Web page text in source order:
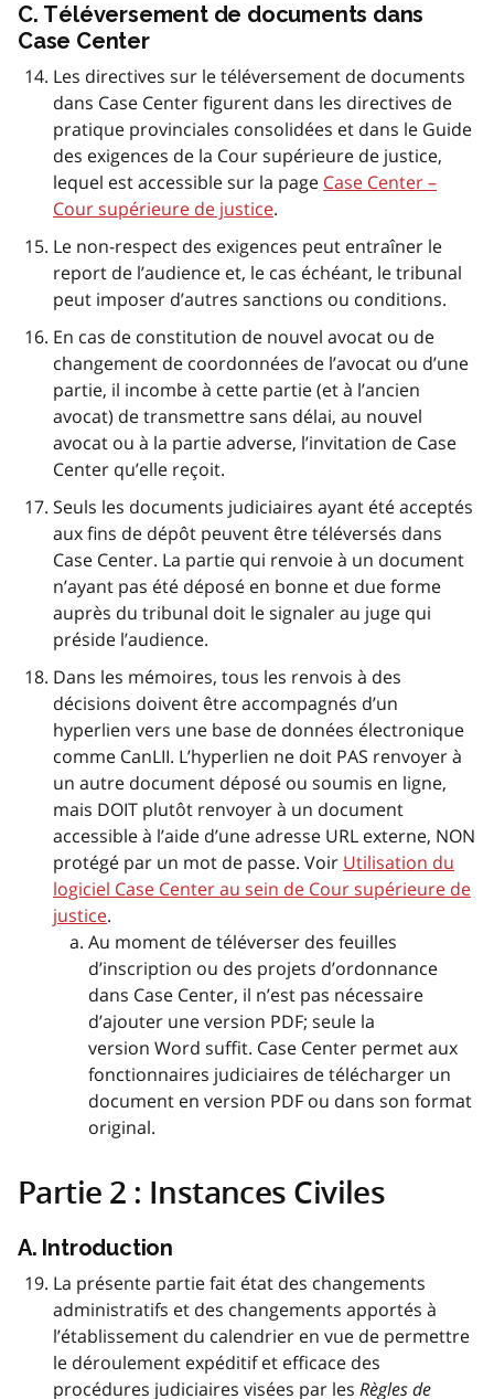
C. Téléversement de documents dans
Case Center
Les directives sur le téléversement de documents
dans Case Center figurent dans les directives de
pratique provinciales consolidées et dans le Guide
des exigences de la Cour supérieure de justice,
lequel est accessible sur la page Case Center –
Cour supérieure de justice.
Le non-respect des exigences peut entraîner le
report de l’audience et, le cas échéant, le tribunal
peut imposer d’autres sanctions ou conditions.
En cas de constitution de nouvel avocat ou de
changement de coordonnées de l’avocat ou d’une
partie, il incombe à cette partie (et à l’ancien
avocat) de transmettre sans délai, au nouvel
avocat ou à la partie adverse, l’invitation de Case
Center qu’elle reçoit.
Seuls les documents judiciaires ayant été acceptés
aux fins de dépôt peuvent être téléversés dans
Case Center. La partie qui renvoie à un document
n’ayant pas été déposé en bonne et due forme
auprès du tribunal doit le signaler au juge qui
préside l’audience.
Dans les mémoires, tous les renvois à des
décisions doivent être accompagnés d’un
hyperlien vers une base de données électronique
comme CanLII. L’hyperlien ne doit PAS renvoyer à
un autre document déposé ou soumis en ligne,
mais DOIT plutôt renvoyer à un document
accessible à l’aide d’une adresse URL externe, NON
protégé par un mot de passe. Voir Utilisation du
logiciel Case Center au sein de Cour supérieure de
justice.
Au moment de téléverser des feuilles
d’inscription ou des projets d’ordonnance
dans Case Center, il n’est pas nécessaire
d’ajouter une version PDF; seule la
version Word suffit. Case Center permet aux
fonctionnaires judiciaires de télécharger un
document en version PDF ou dans son format
original.
Partie 2 : Instances Civiles
A. Introduction
La présente partie fait état des changements
administratifs et des changements apportés à
l’établissement du calendrier en vue de permettre
le déroulement expéditif et efficace des
procédures judiciaires visées par les Règles de